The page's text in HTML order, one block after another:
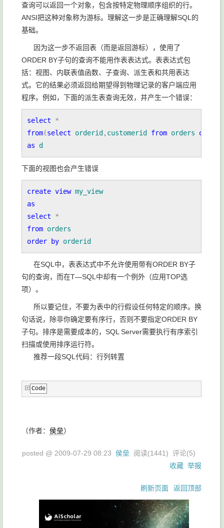
查询可以返回一个对象，包含按特定物理顺序组织的行。
ANSI把这种对象称为游标。理解这一步是正确理解SQL的
基础。
因为这一步不返回表（而是返回游标），使用了
ORDER BY子句的查询不能用作表表达式。表表达式包
括：视图、内联表值函数、子查询、派生表和共用表达
式。它的结果必须返回给期望得到物理记录的客户端应用
程序。例如，下面的派生表查询无效，并产生一个错误：
select
from(select orderid , customerid from orders order
as d
下面的视图也会产生错误
create view
as
select
from
order by orderid
在SQL中，表表达式中不允许使用带有ORDER BY子
句的查询，而在T—SQL中却有一个例外（应用TOP选
项）。
所以要记住，不要为表中的行假设任何特定的顺序。换
句话说，除非你确定要有序行，否则不要指定ORDER BY
子句。排序是需要成本的，SQL Server需要执行有序索引
扫描或使用排序运行符。
推荐一段SQL代码：行列转置
Code
（作者： 侯垒）
posted @ 2009-07-29 08:23 侯垒 阅读(1441) 评论(5)
收藏 举报
刷新页面 返回顶部